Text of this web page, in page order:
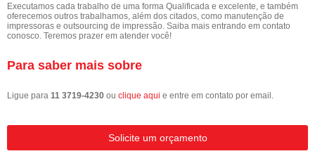
Executamos cada trabalho de uma forma Qualificada e excelente, e também
oferecemos outros trabalhamos, além dos citados, como manutenção de
impressoras e outsourcing de impressão. Saiba mais entrando em contato
conosco. Teremos prazer em atender você!
Para saber mais sobre
Ligue para 11 3719-4230 ou clique aqui e entre em contato por email.
Solicite um orçamento